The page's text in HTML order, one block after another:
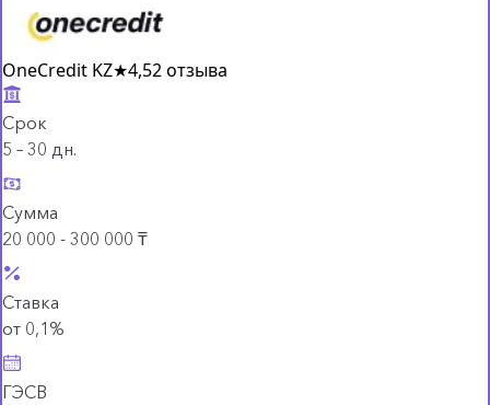
OneCredit KZ★4,52 отзыва
Срок
5 – 30 дн.
Сумма
20 000 - 300 000 ₸
Ставка
от 0,1%
ГЭСВ